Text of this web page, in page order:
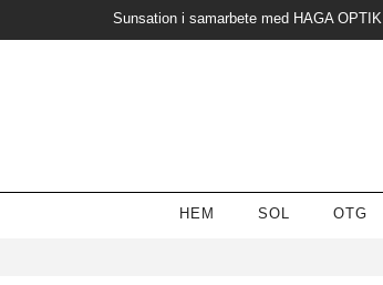
Sunsation i samarbete med HAGA OPTIK
HEM SOL OTG